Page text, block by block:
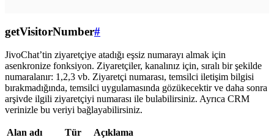
getVisitorNumber#
JivoChat’tin ziyaretçiye atadığı eşsiz numarayı almak için
asenkronize fonksiyon. Ziyaretçiler, kanalınız için, sıralı bir şekilde
numaralanır: 1,2,3 vb. Ziyaretçi numarası, temsilci iletişim bilgisi
bırakmadığında, temsilci uygulamasında gözükecektir ve daha sonra
arşivde ilgili ziyaretçiyi numarası ile bulabilirsiniz. Ayrıca CRM
verinizle bu veriyi bağlayabilirsiniz.
Alan adı Tür
Açıklama